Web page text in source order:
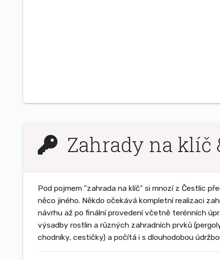
Zahrady na klíč
Pod pojmem "zahrada na klíč" si mnozí z Čestlic
něco jiného. Někdo očekává kompletní realizaci
návrhu až po finální provedení včetně terénních
výsadby rostlin a různých zahradních prvků
chodníky, cestičky) a počítá i s dlouhodobou